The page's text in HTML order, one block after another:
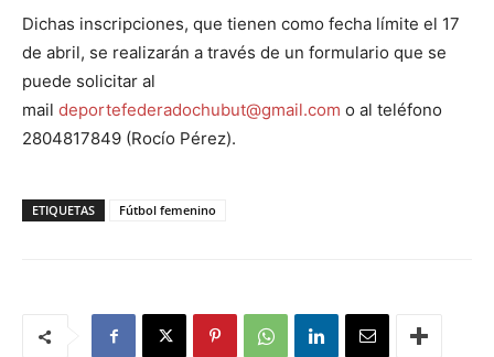
Dichas inscripciones, que tienen como fecha límite el 17
de abril, se realizarán a través de un formulario que se
puede solicitar al
mail deportefederadochubut@gmail.com o al teléfono
2804817849 (Rocío Pérez).
ETIQUETAS Fútbol femenino